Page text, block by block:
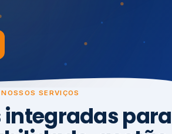
NOSSOS SERVIÇOS
integradas para